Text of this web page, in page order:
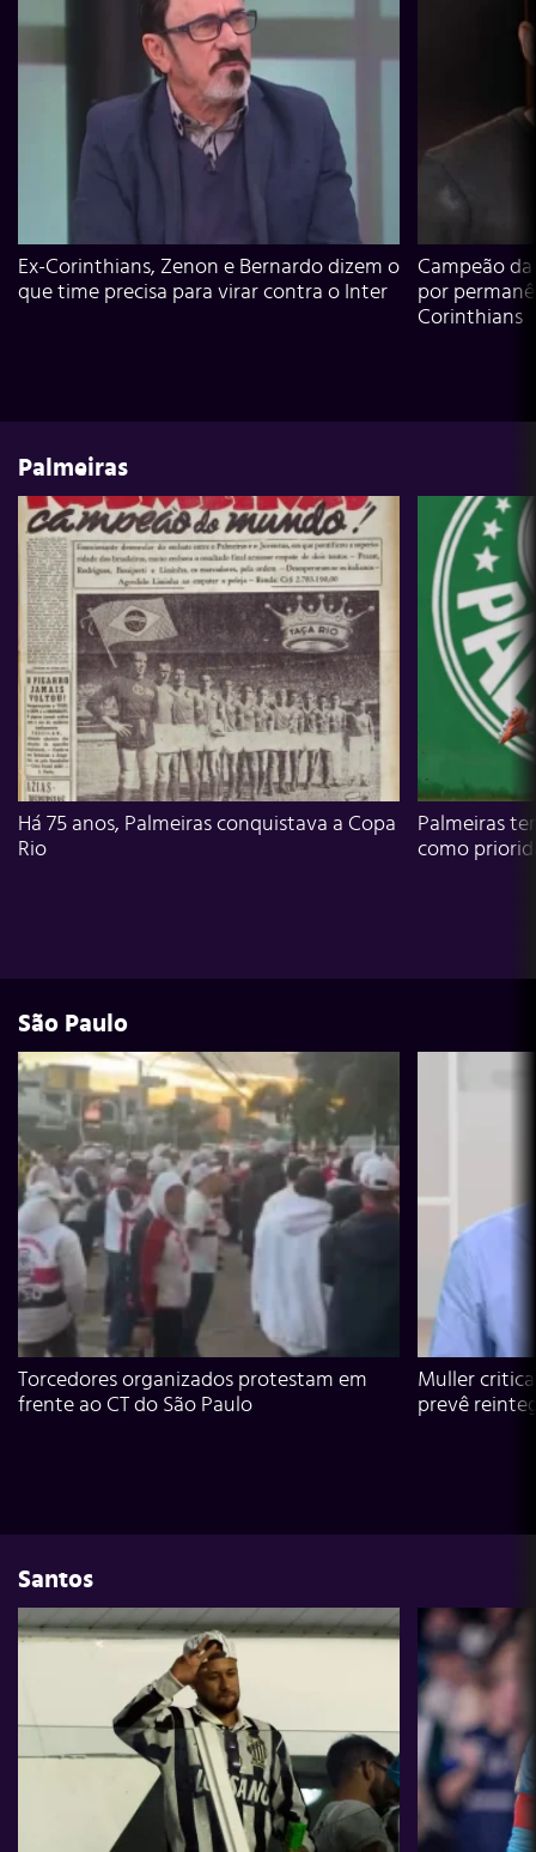
Ex-Corinthians, Zenon e Bernardo dizem o
que time precisa para virar contra o Inter
Campeão
por
Corinthians
Palmeiras
Há 75 anos, Palmeiras conquistava a Copa
Rio
Palmeiras
como
São Paulo
Torcedores organizados protestam em
frente ao CT do São Paulo
Muller
prevê
Santos